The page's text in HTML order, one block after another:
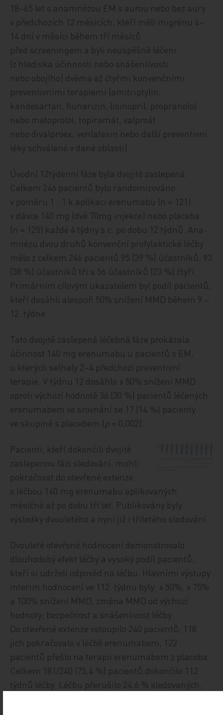
18–65 let s anamnézou EM s aurou nebo bez aury
v předchozích 12 měsících, kteří měli migrénu 4–
14 dní v měsíci během tří měsíců
před screeningem a byli neúspěšně léčeni
(z hlediska účinnosti nebo snášenlivosti
nebo obojího) dvěma až čtyřmi konvenčními
preventivními terapiemi (amitriptylin,
kandesartan, flunarizin, lisinopril, propranolol
nebo metoprolol, topiramát, valproát
nebo divalproex, venlafaxin nebo další preventivní
léky schválené v dané oblasti).
Úvodní 12týdenní fáze byla dvojitě zaslepená.
Celkem 246 pacientů bylo randomizováno
v poměru 1 : 1 k aplikaci erenumabu (n = 121)
v dávce 140 mg (dvě 70mg injekce) nebo placeba
(n = 125) každé 4 týdny s.c. po dobu 12 týdnů. Ana­
mné­zu dvou druhů konvenční profylaktické léčby
mělo z celkem 246 pacientů 95 (39 %) účastníků, 93
(38 %) účastníků tři a 56 účastníků (23 %) čtyři.
Primárním cílovým ukazatelem byl podíl pacientů,
kteří dosáhli alespoň 50% snížení MMD během 9.–
12. týdne.
Tato dvojitě zaslepená léčebná fáze prokázala
účinnost 140 mg erenumabu u pacientů s EM,
u kterých selhaly 2–4 předchozí preventivní
terapie. V týdnu 12 dosáhlo ≥ 50% snížení MMD
oproti výchozí hodnotě 36 (30 %) pacientů léčených
erenumabem ve srovnání se 17 (14 %) pacienty
ve skupině s placebem (p = 0,002).
Pacienti, kteří dokončili dvojitě
zaslepenou fázi sledování, mohli
pokračovat do otevřené extenze
s léčbou 140 mg erenumabu aplikovaných
měsíčně až po dobu tří let. Publikovány byly
výsledky dvouletého a nyní již i tříletého sledování.
Dvouleté otevřené hodnocení demonstrovalo
dlouhodobý efekt léčby a vysoký podíl pacientů,
kteří si udrželi odpověď na léčbu. Hlavními výstupy
interim hodnocení ve 112. tý­dnu byly: ≥ 50%, ≥ 75%
a 100% snížení MMD; změna MMD od výchozí
hodnoty; bezpečnost a snášenlivost léčby.
Do otevřené extenze vstoupilo 240 pacientů; 118
jich pokračovalo v léčbě erenumabem, 122
pacientů přešlo na terapii erenumabem z placeba.
Celkem 181/240 (75,4 %) pacientů dokončilo 112
týdnů léčby. Léčbu přerušilo 24,6 % sledovaných,